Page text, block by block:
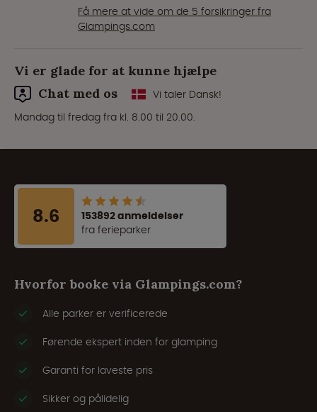
Få mere at vide om de 5 forsikringer fra
Glampings.com
Vi er glade for at kunne hjælpe
Chat med os
Vi taler Dansk!
Mandag til fredag fra kl. 8.00 til 20.00.
8.6
153892 anmeldelser
fra ferieparker
Hvorfor booke via Glampings.com?
Alle parker er verificerede
Førende ekspert inden for glamping
Garanti for laveste pris
Sikker og pålidelig